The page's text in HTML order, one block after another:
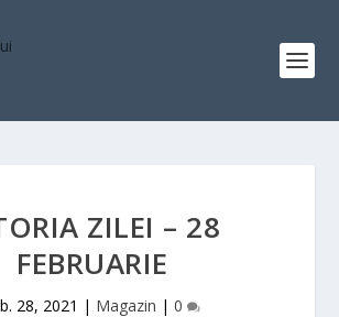
ZILEI – 28
FEBRUARIE
28, 2021 | Magazin | 0